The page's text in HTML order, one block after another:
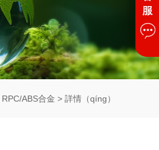
RPC/ABS合金 > 詳情（qíng）